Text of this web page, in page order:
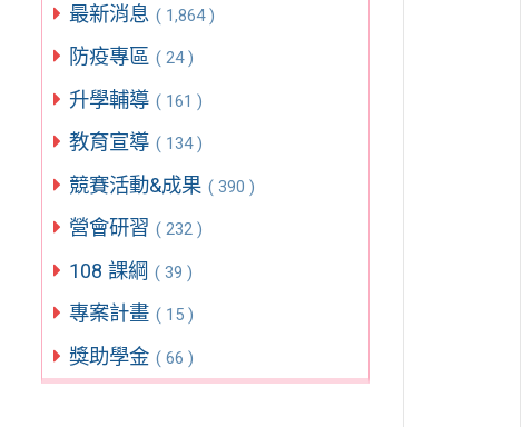
最新消息 ( 1,864 )
防疫專區 ( 24 )
升學輔導 ( 161 )
教育宣導 ( 134 )
競賽活動&成果 ( 390 )
營會研習 ( 232 )
108 課綱 ( 39 )
專案計畫 ( 15 )
獎助學金 ( 66 )